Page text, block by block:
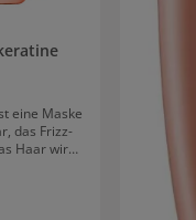
eine Maske
das Frizz-
Haar wird